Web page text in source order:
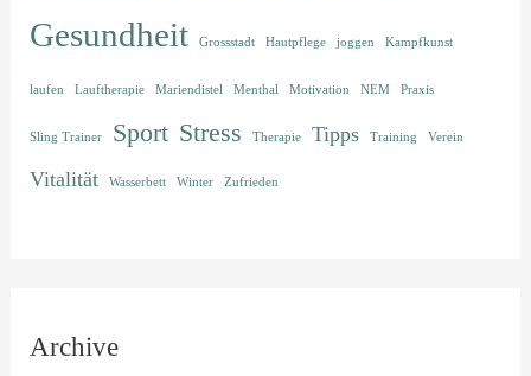
Gesundheit Grossstadt Hautpflege joggen Kampfkunst
laufen Lauftherapie Mariendistel Menthal Motivation NEM Praxis
Sling Trainer Sport Stress Therapie Tipps Training Verein
Vitalität Wasserbett Winter Zufrieden
Archive